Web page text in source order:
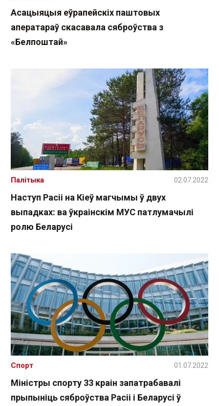
Асацыяцыя еўрапейскіх паштовых
аператараў скасавала сяброўства з
«Белпоштай»
Наступ Расіі на Кіеў магчымы ў двух
выпадках: ва ўкраінскім МУС патлумачылі
ролю Беларусі
Палітыка 02.07.2022
Міністры спорту 33 краін запатрабавалі
прыпыніць сяброўства Расіі і Беларусі ў
Спорт 01.07.2022